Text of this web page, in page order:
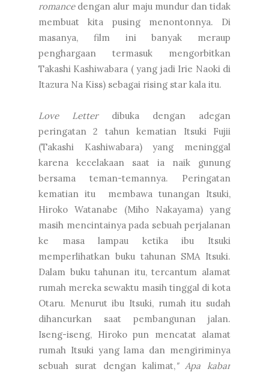
romancedengan alur maju mundur dan tidak
membuat kita pusing menontonnya. Di
masanya, film ini banyak meraup
penghargaan termasuk mengorbitkan
Takashi Kashiwabara ( yang jadi Irie Naoki di
Itazura Na Kiss) sebagai rising star kala itu.
Love Letterdibuka dengan adegan
peringatan 2 tahun kematian Itsuki Fujii
(Takashi Kashiwabara) yang meninggal
karena kecelakaan saat ia naik gunung
bersama teman-temannya. Peringatan
kematian itu membawa tunangan Itsuki,
Hiroko Watanabe (Miho Nakayama) yang
masih mencintainya pada sebuah perjalanan
ke masa lampau ketika ibu Itsuki
memperlihatkan buku tahunan SMA Itsuki.
Dalam buku tahunan itu, tercantum alamat
rumah mereka sewaktu masih tinggal di kota
Otaru. Menurut ibu Itsuki, rumah itu sudah
dihancurkan saat pembangunan jalan.
Iseng-iseng, Hiroko pun mencatat alamat
rumah Itsuki yang lama dan mengiriminya
sebuah surat dengan kalimat," Apa kabar